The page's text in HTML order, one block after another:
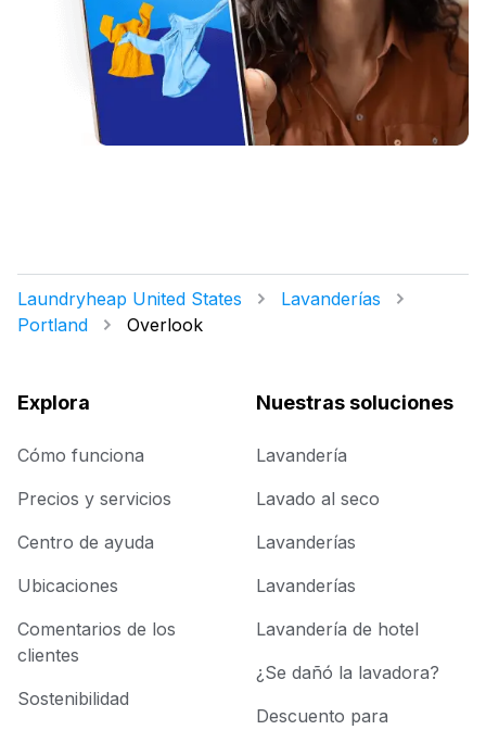
Laundryheap United States
Lavanderías
Portland
Overlook
Explora
Cómo funciona
Precios y servicios
Centro de ayuda
Ubicaciones
Comentarios de los
clientes
Sostenibilidad
Nuestras soluciones
Lavandería
Lavado al seco
Lavanderías
Lavanderías
Lavandería de hotel
¿Se dañó la lavadora?
Descuento para